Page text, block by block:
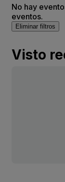
No hay
eventos.
Eliminar filtros
Visto